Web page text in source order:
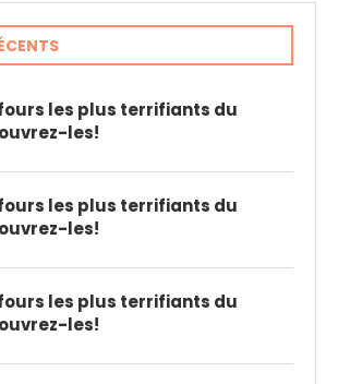
les plus terrifiants du
les!
les plus terrifiants du
les!
les plus terrifiants du
les!